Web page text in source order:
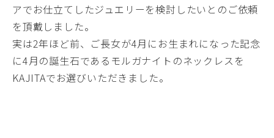
アでお仕立てしたジュエリーを検討したいとのご依頼
を頂戴しました。
実は2年ほど前、ご長女が4月にお生まれになった記念
に4月の誕生石であるモルガナイトのネックレスを
KAJITAでお選びいただきました。